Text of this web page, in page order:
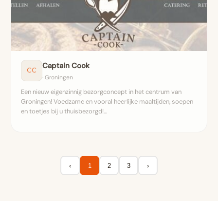
CC Captain Cook
· Groningen
Een nieuw eigenzinnig bezorgconcept in het centrum van
Groningen! Voedzame en vooral heerlijke maaltijden, soepen
en toetjes bij u thuisbezorgd!…
‹ 1 2 3 ›